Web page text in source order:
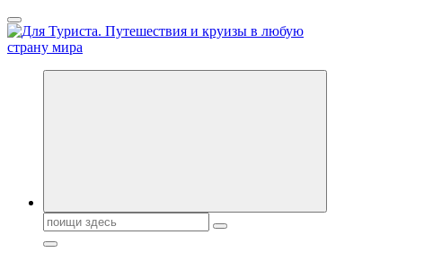
Перейти
к
содержанию
Новости туризма, куда поехать на отдых, где провести отпуск.
Поиск: